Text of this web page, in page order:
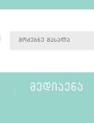
ᲛᲔᲓᲘᲐᲔᲜᲐ